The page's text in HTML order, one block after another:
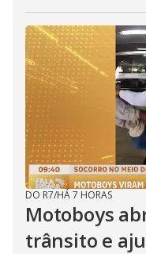
DO R7/HÁ 7 HORAS
Motoboys
trânsito e